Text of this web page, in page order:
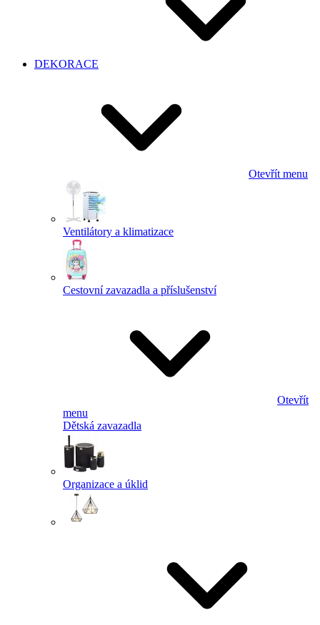
DEKORACE
Otevřít menu
Ventilátory a klimatizace
Cestovní zavazadla a příslušenství
Otevřít
menu
Dětská zavazadla
Organizace a úklid